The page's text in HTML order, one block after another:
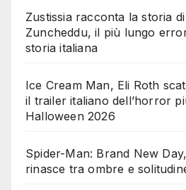
Zustissia racconta la storia
Zuncheddu, il più lungo
storia italiana
Ice Cream Man, Eli Roth
il trailer italiano dell’horror
Halloween 2026
Spider-Man: Brand New
rinasce tra ombre e